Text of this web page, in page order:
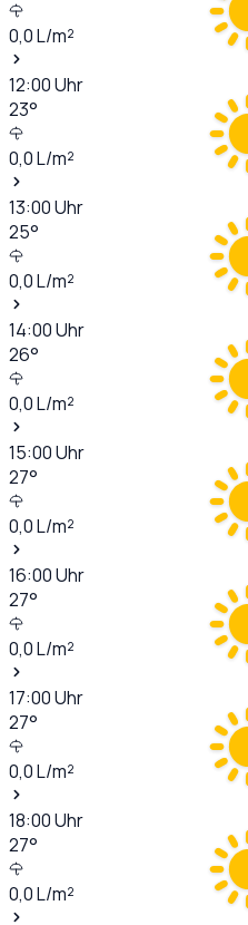
0,0L/m²
12:00Uhr
23°
0,0L/m²
13:00Uhr
25°
0,0L/m²
14:00Uhr
26°
0,0L/m²
15:00Uhr
27°
0,0L/m²
16:00Uhr
27°
0,0L/m²
17:00Uhr
27°
0,0L/m²
18:00Uhr
27°
0,0L/m²